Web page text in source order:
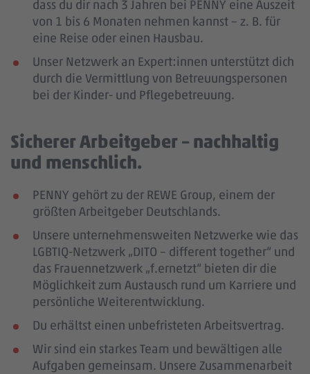
dass du dir nach 3 Jahren bei PENNY eine Auszeit
von 1 bis 6 Monaten nehmen kannst – z. B. für
eine Reise oder einen Hausbau.
Unser Netzwerk an Expert:innen unterstützt dich
durch die Vermittlung von Betreuungspersonen
bei der Kinder- und Pflegebetreuung.
Sicherer Arbeitgeber – nachhaltig
und menschlich.
PENNY gehört zu der REWE Group, einem der
größten Arbeitgeber Deutschlands.
Unsere unternehmensweiten Netzwerke wie das
LGBTIQ-Netzwerk „DITO – different together“ und
das Frauennetzwerk „f.ernetzt“ bieten dir die
Möglichkeit zum Austausch rund um Karriere und
persönliche Weiterentwicklung.
Du erhältst einen unbefristeten Arbeitsvertrag.
Wir sind ein starkes Team und bewältigen alle
Aufgaben gemeinsam. Unsere Zusammenarbeit